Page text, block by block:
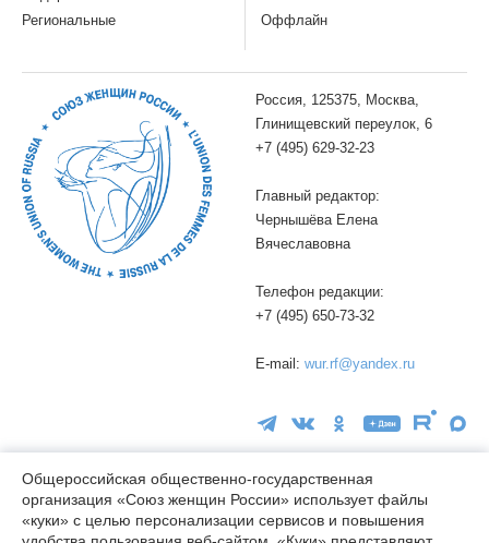
Региональные
Оффлайн
Россия, 125375, Москва,
Глинищевский переулок, 6
+7 (495) 629-32-23
Главный редактор:
Чернышёва Елена
Вячеславовна
Телефон редакции:
+7 (495) 650-73-32
E-mail: wur.rf@yandex.ru
16+
Общероссийская общественно-государственная
организация «Союз женщин России» использует файлы
«куки» с целью персонализации сервисов и повышения